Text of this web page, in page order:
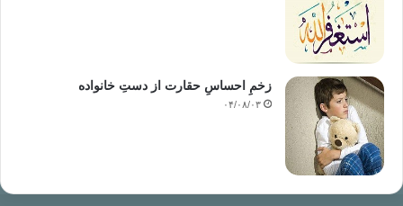
زخمِ احساسِ حقارت از دستِ خانواده
۰۴/۰۸/۰۳